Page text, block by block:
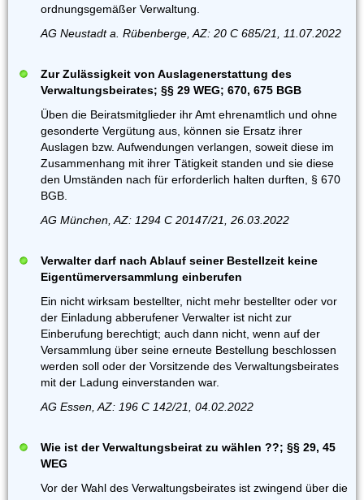
ordnungsgemäßer Verwaltung.
AG Neustadt a. Rübenberge, AZ: 20 C 685/21, 11.07.2022
Zur Zulässigkeit von Auslagenerstattung des
Verwaltungsbeirates; §§ 29 WEG; 670, 675 BGB
Üben die Beiratsmitglieder ihr Amt ehrenamtlich und ohne
gesonderte Vergütung aus, können sie Ersatz ihrer
Auslagen bzw. Aufwendungen verlangen, soweit diese im
Zusammenhang mit ihrer Tätigkeit standen und sie diese
den Umständen nach für erforderlich halten durften, § 670
BGB.
AG München, AZ: 1294 C 20147/21, 26.03.2022
Verwalter darf nach Ablauf seiner Bestellzeit keine
Eigentümerversammlung einberufen
Ein nicht wirksam bestellter, nicht mehr bestellter oder vor
der Einladung abberufener Verwalter ist nicht zur
Einberufung berechtigt; auch dann nicht, wenn auf der
Versammlung über seine erneute Bestellung beschlossen
werden soll oder der Vorsitzende des Verwaltungsbeirates
mit der Ladung einverstanden war.
AG Essen, AZ: 196 C 142/21, 04.02.2022
Wie ist der Verwaltungsbeirat zu wählen ??; §§ 29, 45
WEG
Vor der Wahl des Verwaltungsbeirates ist zwingend über die